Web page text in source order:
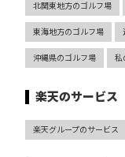
北関東地方のゴルフ場
東海地方のゴルフ場
沖縄県のゴルフ場 私
楽天のサービス
楽天グループのサービス